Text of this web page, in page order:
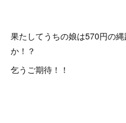
果たしてうちの娘は570円の
か！？
乞うご期待！！